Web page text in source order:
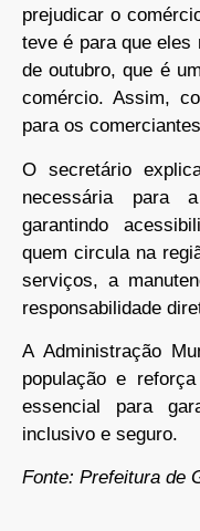
prejudicar o
teve é para que eles
de outubro, que é
comércio. Assim,
para os
O secretário
necessária para
garantindo
quem circula na
serviços, a
responsabilidade
A Administração
população e
essencial para
inclusivo e seguro.
Fonte: Prefeitura de